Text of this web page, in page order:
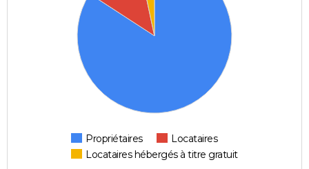
Propriétaires
Locataires
Locataires hébergés à titre gratuit